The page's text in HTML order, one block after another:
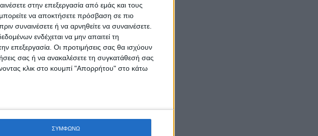
στην επεξεργασία από εμάς και τους
να αποκτήσετε πρόσβαση σε πιο
συναινέσετε ή να αρνηθείτε να συναινέσετε.
ενδέχεται να μην απαιτεί τη
επεξεργασία. Οι προτιμήσεις σας θα ισχύουν
σας ή να ανακαλέσετε τη συγκατάθεσή σας
κλικ στο κουμπί "Απορρήτου" στο κάτω
ΣΥΜΦΩΝΩ
ΕΠΟΜΕΝΟ ΑΡΘΡΟ
στην έκταση που